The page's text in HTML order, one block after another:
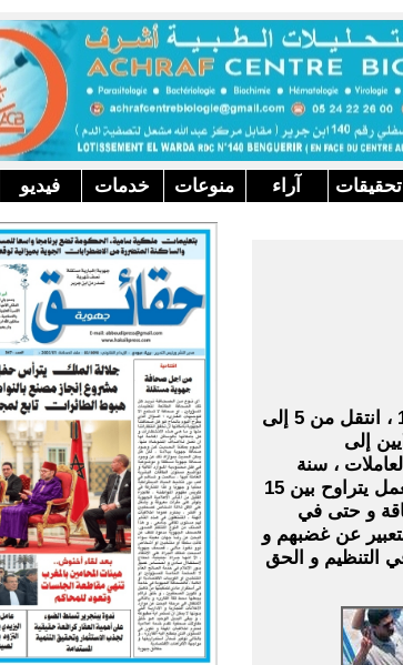
تحقيقات آراء منوعات خدمات فيديو
عرفت أواخر القرن التاسع عشر ارتفاعا كبيرا في العمال في العالم ، فبين 1835 و 1914 ، انتقل من 5 إلى
، و من 8 ملايين إلى 12.500.00 في بريطانيا ، و من 3 ملايين إلى
فرنسا فقد بلغ 4.575.000 من العمال و 3.385.000 من العاملات ، سنة
1866 و رافق هذا الارتفاع في الاعداد اتساع بلترة العمال و تعمق بؤسهم ، حيث يوم العمل يتراوح بين 15
و حتى في
عن غضبهم و
كيوم عمل و الحق في التنظيم و الحق